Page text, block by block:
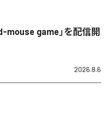
mouse game」を配信開
2026.8.6